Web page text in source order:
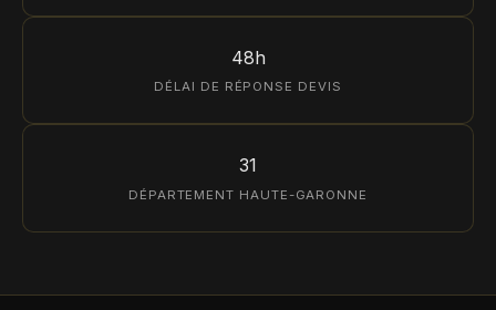
48h
DÉLAI DE RÉPONSE DEVIS
31
DÉPARTEMENT HAUTE-GARONNE